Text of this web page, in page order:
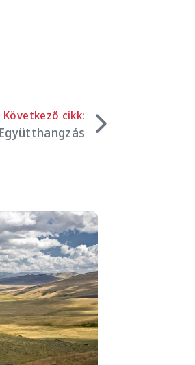
Következő cikk:
Együtthangzás